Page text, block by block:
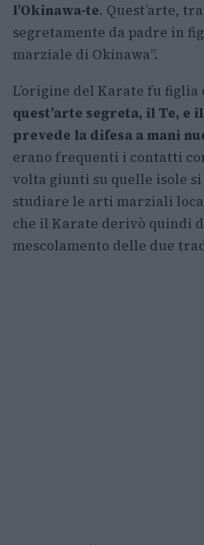
l’Okinawa-te. Quest’arte,
segretamente da padre in
marziale di Okinawa”.
L’origine del Karate fu figlia
quest’arte segreta, il Te, e
prevede la difesa a mani
erano frequenti i contatti
volta giunti su quelle isole
studiare le arti marziali
che il Karate derivò quindi
mescolamento delle due